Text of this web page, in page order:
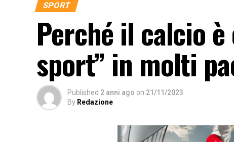
SPORT
Perché il calcio
sport” in molti
Published 2 anni ago on 21/11/2023
By Redazione